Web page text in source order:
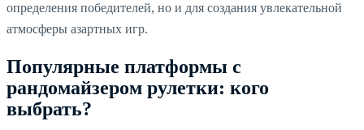
определения победителей, но и для создания увлекательной
атмосферы азартных игр.
Популярные платформы с
рандомайзером рулетки: кого
выбрать?